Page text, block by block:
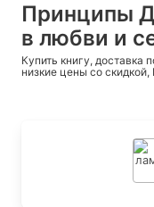
Принципы
в любви и
Купить книгу, доставка
низкие цены со